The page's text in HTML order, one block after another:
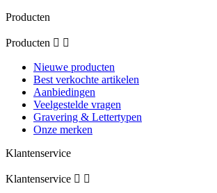
Producten
Producten  
Nieuwe producten
Best verkochte artikelen
Aanbiedingen
Veelgestelde vragen
Gravering & Lettertypen
Onze merken
Klantenservice
Klantenservice  